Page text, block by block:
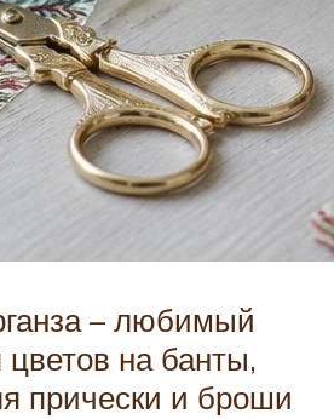
– любимый
на банты,
прически и броши